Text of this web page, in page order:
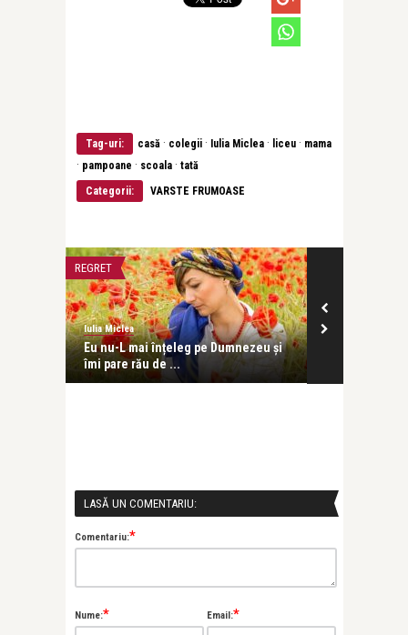
Tag-uri: casă · colegii · Iulia Miclea · liceu · mama
· pampoane · scoala · tată
Categorii:
VARSTE FRUMOASE
REGRET
Iulia Miclea
Eu nu-L mai înțeleg pe Dumnezeu și
îmi pare rău de ...
LASĂ UN COMENTARIU:
Comentariu:*
Nume:* Email:*